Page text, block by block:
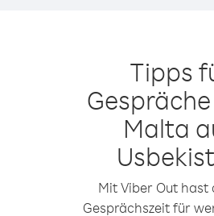
Tipps
Malta
Mit Viber Out hast
Gesprächszeit für